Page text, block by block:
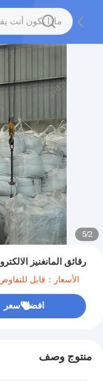
2
/
5
رقائق المانغنيز الالكتروليتية
الأسعار：قابل
افضل سعر
منتوج وصف